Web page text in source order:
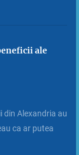
ale
din Alexandria au
ca ar putea